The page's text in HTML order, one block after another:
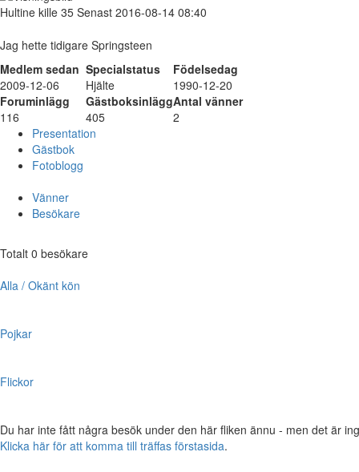
Hultine kille 35 Senast 2016-08-14 08:40
Jag hette tidigare Springsteen
Medlem sedan Specialstatus
Födelsedag
2009-12-06
Hjälte
1990-12-20
Foruminlägg
GästboksinläggAntal vänner
116
405
2
Presentation
Gästbok
Fotoblogg
Vänner
Besökare
Totalt 0 besökare
Alla / Okänt kön
Pojkar
Flickor
Du har inte fått några besök under den här fliken ännu - men det är
Klicka här för att komma till träffas förstasida.